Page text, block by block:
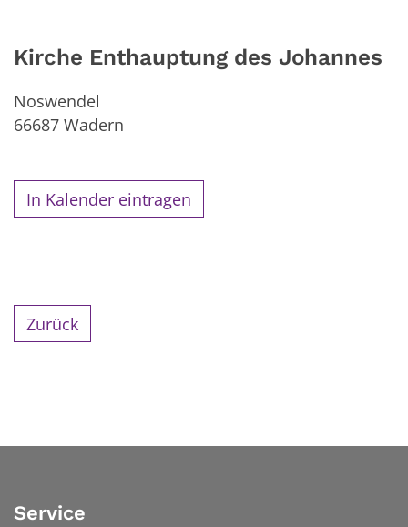
Kirche Enthauptung des Johannes
Noswendel
66687 Wadern
In Kalender eintragen
Zurück
Service